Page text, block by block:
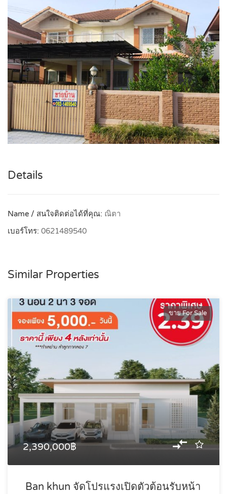
Details
Name / สนใจติดต่อได้ที่คุณ: ณิตา
เบอร์โทร: 0621489540
Similar Properties
ขาย For Sale
2,390,000฿
Ban khun จัดโปรแรงเปิดตัวต้อนรับหน้า